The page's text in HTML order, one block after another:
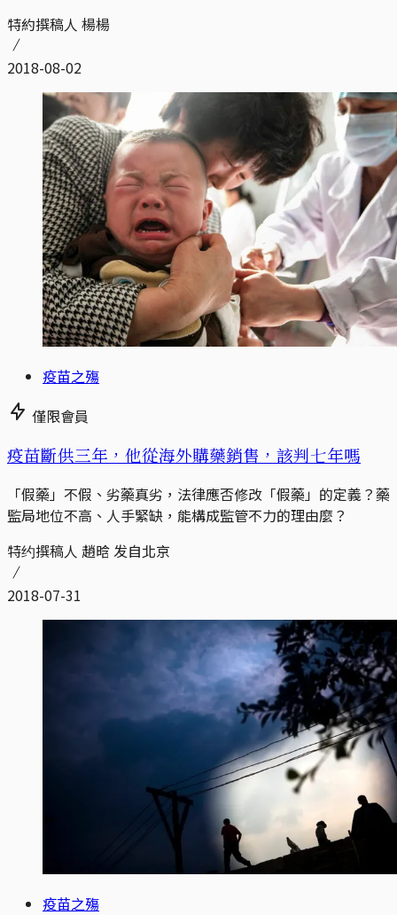
特約撰稿人 楊楊
2018-08-02
疫苗之殤
僅限會員
疫苗斷供三年，他從海外購藥銷售，該判七年嗎
「假藥」不假、劣藥真劣，法律應否修改「假藥」的定義？藥
監局地位不高、人手緊缺，能構成監管不力的理由麼？
特约撰稿人 趙晗 发自北京
2018-07-31
疫苗之殤